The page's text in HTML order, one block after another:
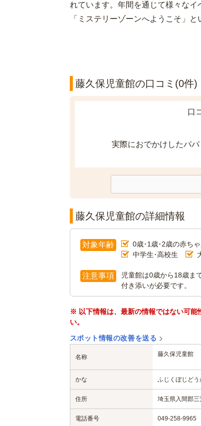
れています。年間を通じて様々な
「ミステリーゾーンへようこそ」
藤久保児童館の口コミ(0件)
口
実際におでかけしたパ
藤久保児童館の詳細情報
対象年齢 0歳･1歳･2歳の赤ち
中学生･高校生
注意事項
児童館は0歳から18歳ま
付き添いが必要です。
※ 以下情報は、最新の情報ではない可能
い。
スポット情報の改善を送る
名称 藤久保児童館
かな ふじくぼじどう
住所 埼玉県入間郡
電話番号 049-258-9965